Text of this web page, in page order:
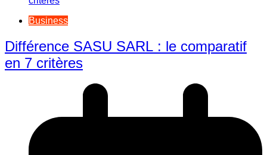
Business
Différence SASU SARL : le comparatif
en 7 critères